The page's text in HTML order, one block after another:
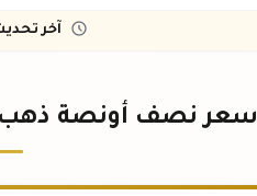
آخر
سعر نصف أونصة ذهب عيار ٢٤ في